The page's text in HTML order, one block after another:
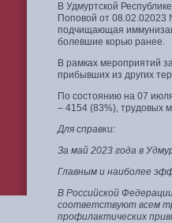
В Удмуртской
Поповой от
подчищающая
болевшие корью ранее.
В рамках мероприятий
прибывших из других
По состоянию на 07
– 4154 (83%), трудовых
Для справки:
За май 2023 года в
Главным и наиболее
В Российской
соответствуют всем
профилактических